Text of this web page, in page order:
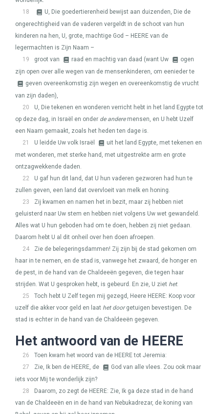
18
U, Die goedertierenheid bewijst aan duizenden, Die de
ongerechtigheid van de vaderen vergeldt in de schoot van hun
kinderen na hen, U, grote, machtige God – HEERE van de
legermachten is Zijn Naam –
19
groot van raad en machtig van daad (want Uw
ogen
zijn open over alle wegen van de mensenkinderen, om eenieder te
geven overeenkomstig zijn wegen en overeenkomstig de vrucht
van zijn daden),
20
U, Die tekenen en wonderen verricht hebt in het land Egypte tot
op deze dag, in Israël en onder de anderemensen, en U hebt Uzelf
een Naam gemaakt, zoals het heden ten dage is.
21
U leidde Uw volk Israël
uit het land Egypte, met tekenen en
met wonderen, met sterke hand, met uitgestrekte arm en grote
ontzagwekkende daden.
22
U gaf hun dit land, dat U hun vaderen gezworen had hun te
zullen geven, een land dat overvloeit van melk en honing.
23
Zij kwamen en namen het in bezit, maar zij hebben niet
geluisterd naar Uw stem en hebben niet volgens Uw wet gewandeld.
Alles wat U hun geboden had om te doen, hebben zij niet gedaan.
Daarom hebt U al dit onheil over hen doen afroepen.
24
Zie de belegeringsdammen! Zij zijn bij de stad gekomen om
haar in te nemen, en de stad is, vanwege het zwaard, de honger en
de pest, in de hand van de Chaldeeën gegeven, die tegen haar
strijden. Wat U gesproken hebt, is gebeurd. En zie, U ziet het.
25
Toch hebt U Zelf tegen mij gezegd, Heere HEERE: Koop voor
uzelf die akker voor geld en laat het doorgetuigen bevestigen. De
stad is echter in de hand van de Chaldeeën gegeven.
Het antwoord van de HEERE
26 Toen kwam het woord van de HEEREtot Jeremia:
27
Zie, Ik ben de HEERE, de
God van alle vlees. Zou ook maar
iets voor Mij te wonderlijk zijn?
28
Daarom, zo zegt de HEERE: Zie, Ik ga deze stad in de hand
van de Chaldeeën en in de hand van Nebukadrezar, de koning van